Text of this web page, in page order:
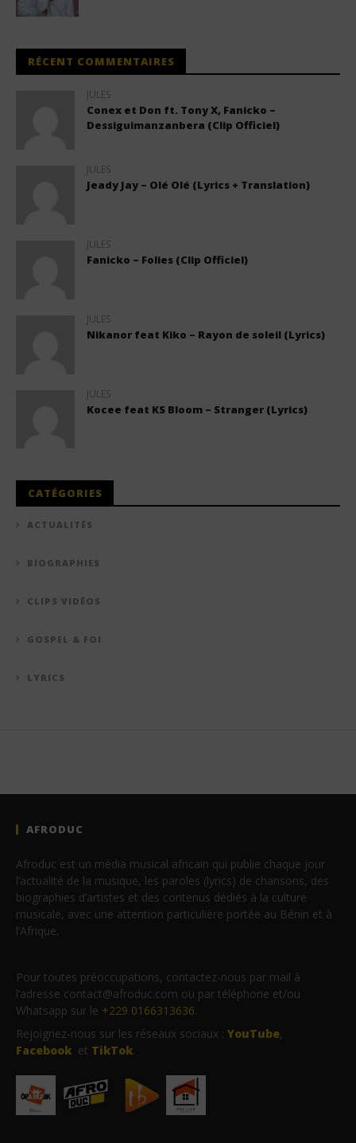
RÉCENT COMMENTAIRES
JULES
Conex et Don ft. Tony X, Fanicko –
Dessiguimanzanbera (Clip Officiel)
JULES
Jeady Jay – Olé Olé (Lyrics + Translation)
JULES
Fanicko – Folies (Clip Officiel)
JULES
Nikanor feat Kiko – Rayon de soleil (Lyrics)
JULES
Kocee feat KS Bloom – Stranger (Lyrics)
CATÉGORIES
ACTUALITÉS
BIOGRAPHIES
CLIPS VIDÉOS
GOSPEL & FOI
LYRICS
AFRODUC
Afroduc est un média musical africain qui publie chaque jour
l’actualité de la musique, les paroles (lyrics) de chansons, des
biographies d’artistes et des contenus dédiés à la culture
musicale, avec une attention particulière portée au Bénin et à
l’Afrique.
Pour toutes préoccupations, contactez-nous par mail à
l’adresse contact@afroduc.com ou par téléphone et/ou
Whatsapp sur le +229 0166313636.
Rejoignez-nous sur les réseaux sociaux : YouTube,
Facebook et TikTok.